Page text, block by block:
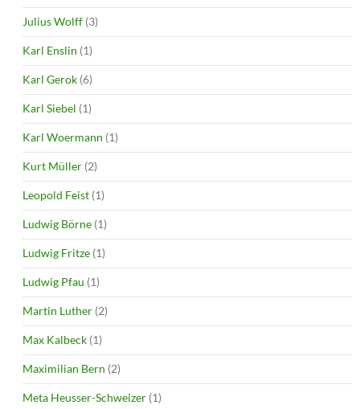
Julius Wolff (3)
Karl Enslin (1)
Karl Gerok (6)
Karl Siebel (1)
Karl Woermann (1)
Kurt Müller (2)
Leopold Feist (1)
Ludwig Börne (1)
Ludwig Fritze (1)
Ludwig Pfau (1)
Martin Luther (2)
Max Kalbeck (1)
Maximilian Bern (2)
Meta Heusser-Schweizer (1)